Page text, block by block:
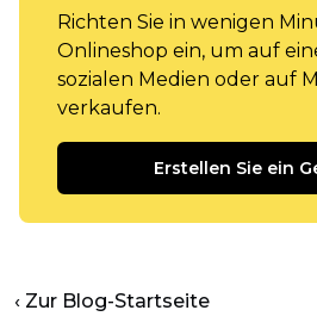
Richten Sie in wenigen
Onlineshop ein, um auf
sozialen Medien oder auf
verkaufen.
Erstellen Sie ein
‹ Zur Blog-Startseite